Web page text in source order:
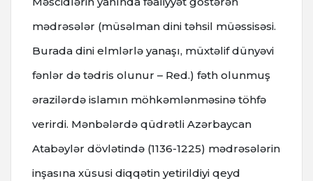
mədrəsələr (müsəlman dini təhsil müəssisəsi.
Burada dini elmlərlə yanaşı, müxtəlif dünyəvi
fənlər də tədris olunur – Red.) fəth olunmuş
ərazilərdə islamın möhkəmlənməsinə töhfə
verirdi. Mənbələrdə qüdrətli Azərbaycan
Atabəylər dövlətində (1136-1225) mədrəsələrin
inşasına xüsusi diqqətin yetirildiyi qeyd